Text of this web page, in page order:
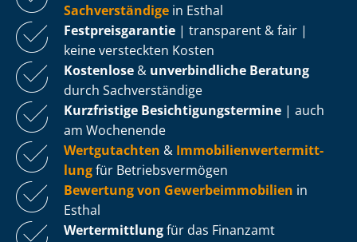
Sachverständige in Esthal
Fest­preis­ga­ran­tie | transparent & fair |
keine versteckten Kosten
Kostenlose & unverbindliche Beratung
durch Sachverständige
Kurzfristige Be­sich­ti­gungs­ter­mi­ne | auch
am Wochenende
Wertgutachten & Im­mo­bi­li­en­wert­ermitt­
lungfür Be­triebs­ver­mö­gen
Bewertung von Ge­wer­be­im­mo­bi­li­en in
Esthal
Wertermittlungfür das Finanzamt